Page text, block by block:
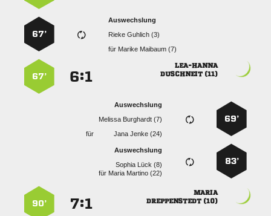
Auswechslung
  
für   
67’

 
:
67’
69’
Auswechslung
  
für
  
83’
Auswechslung
  
für   

 
:
90’